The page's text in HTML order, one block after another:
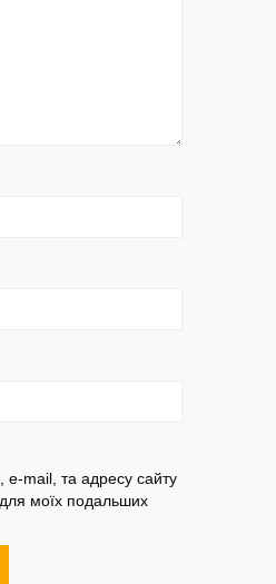
e-mail, та адресу сайту
моїх подальших